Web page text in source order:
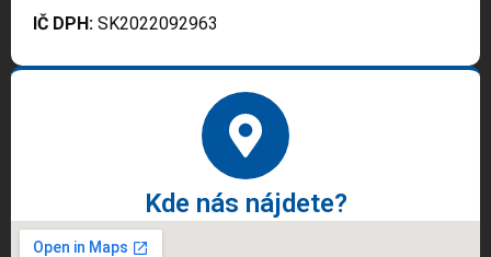
IČ DPH: SK2022092963
Kde nás nájdete?